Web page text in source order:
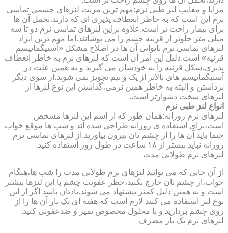
مزایا و معایب لنز طبی نرم:مهم ترین مزیت لنزهای چشمی تماسی
نرم این است که به خاطر انعطاف پذیری ای که دارند،تحمل آن ها
برای بیمار راحت تر است.علاوه براین لنزهای تماسی نرم دو تا سه
میلی متر جلوتر از قرنیه چشم را می پوشانند.اما مهم ترین ایراد
لنزهای تماسی نرم ناتوانی آن ها در اصلاح مشکل «آستیگماتیسم
قرنیه» است.دلیل این امر آن است که لنزهای نرم به خاطر انعطاف
پذیری،شکل قرنیه را به خودشان می گیرند و به همین علت در
آستیگماتیسم های بالاتر از یک و نیم تجویز نمی شوند.از سوی دیگر
برداشتن و البته به خاطر همین نرمی،گذاشتن این نوع لنزها از
لنزهای سخت دشوارتر است.
انواع لنز طبی نرم
لنزهای نرم روزانه:همان طور که از اسم این لنزها مشخص
است،برای استفاده ی روزانه طراحی شده اند و شب ها موقع خواب
حتما باید آن ها را از چشم تان بیرون بیاورید.از لنزهای تماسی نرم
روزانه نباید بیشتر از ۱۸ ساعت در طول روز استفاده کنید.
لنزهای نرم طولانی مدت
از آن جایی که می توانید لنزهای نرم طولانی مدت را شب ها،هنگام
خواب،از چشم تان خارج نکنید،خطر عفونت چشم با این لنزها بیشتر
است و به همین دلیل کمتر پیشنهاد می شوند.یادتان باشد اگر از این
نوع لنز استفاده می کنید لازم است که هفته ای یک بار آن ها را از
روی چشم بردارید و با محلول مخصوص تمیز و ضدعفونی کنید.
لنزهای نرم یک بار مصرف